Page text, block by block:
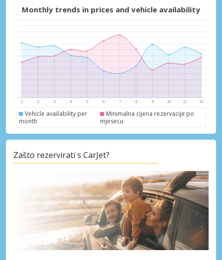
Posebni popusti
Pristupite ekskluzivnim ponudama naših
dobavljača
Monthly trends in prices and vehicle availability
Vehicle availability per
month
Minimalna cijena rezervacije po
mjesecu
Zašto rezervirati s CarJet?